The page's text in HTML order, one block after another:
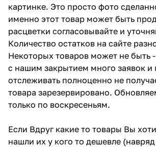
картинке. Это просто фото
именно этот товар может быть
расцветки согласовывайте и
Количество остатков на сайте
Некоторых товаров может не быть -
с нашим закрытием много заявок и
отслеживать полноценно не
товара зарезервировано.
только по воскресеньям.
Если Вдруг какие то товары Вы
нашли их у кого то дешевле